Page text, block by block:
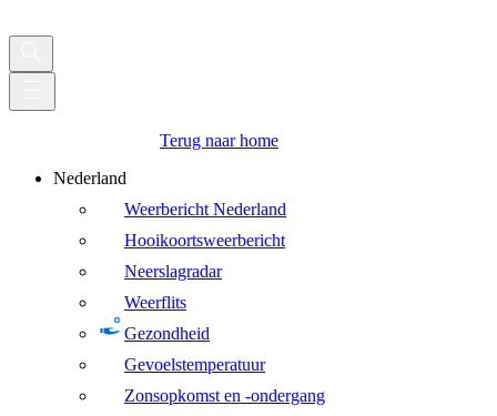
Terug naar home
Nederland
Weerbericht Nederland
Hooikoortsweerbericht
Neerslagradar
Weerflits
Gezondheid
Gevoelstemperatuur
Zonsopkomst en -ondergang